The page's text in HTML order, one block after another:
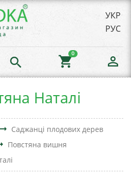
УКР
РУС
search shopping_cart
0
person_outline
Наталі
Саджанці плодових дерев
Повстяна вишня